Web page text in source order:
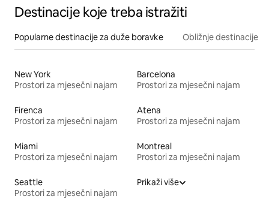
Destinacije koje treba istražiti
Popularne destinacije za duže boravke Obližnje destinacije
New York
Prostori za mjesečni najam
Barcelona
Prostori za mjesečni najam
Firenca
Prostori za mjesečni najam
Atena
Prostori za mjesečni najam
Miami
Prostori za mjesečni najam
Montreal
Prostori za mjesečni najam
Seattle
Prostori za mjesečni najam
Prikaži više